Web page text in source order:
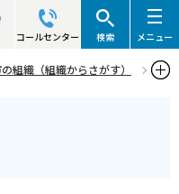
コールセンター 検索 メニュー
組織（組織からさがす）